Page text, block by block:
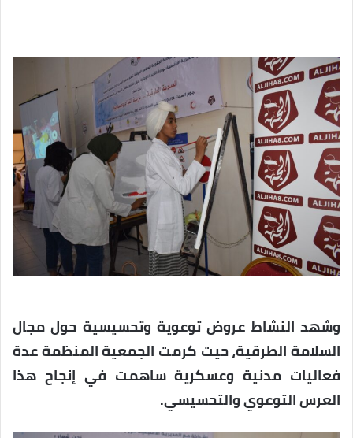
وشهد النشاط عروض توعوية وتحسيسية حول مجال
السلامة الطرقية، حيت كرمت الجمعية المنظمة عدة
فعاليات مدنية وعسكرية ساهمت في إنجاح هذا
العرس التوعوي والتحسيسي.